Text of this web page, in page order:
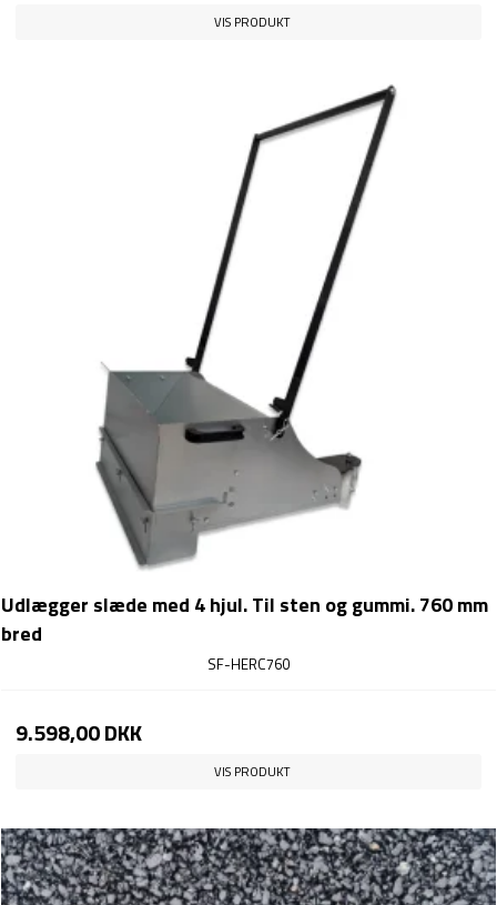
VIS PRODUKT
Udlægger slæde med 4 hjul. Til sten og gummi. 760 mm
bred
SF-HERC760
9.598,00 DKK
VIS PRODUKT